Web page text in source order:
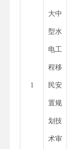
1
大中
型水
电工
程移
民安
置规
划技
术审